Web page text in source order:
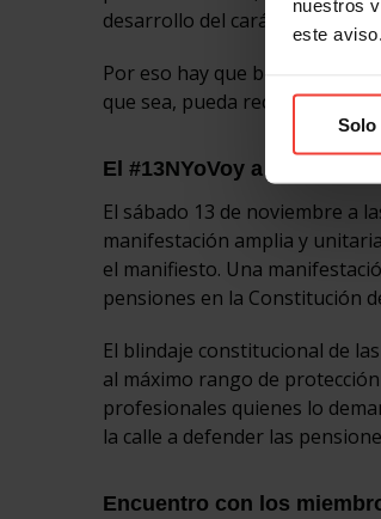
nuestros
este
Solo
desarrollo del carácter público
Por eso hay que blindar las
que sea, pueda recortarlas o
El #13NYoVoy a la
El sábado 13 de noviembre a
manifestación amplia y
el manifiesto. Una
pensiones en la Constitución
El blindaje constitucional de
al máximo rango de
profesionales quienes lo
la calle a defender las
Encuentro con los